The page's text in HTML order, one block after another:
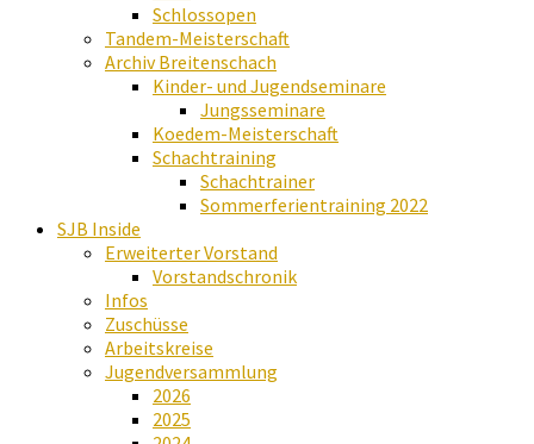
Schlossopen
Tandem-Meisterschaft
Archiv Breitenschach
Kinder- und Jugendseminare
Jungsseminare
Koedem-Meisterschaft
Schachtraining
Schachtrainer
Sommerferientraining 2022
SJB Inside
Erweiterter Vorstand
Vorstandschronik
Infos
Zuschüsse
Arbeitskreise
Jugendversammlung
2026
2025